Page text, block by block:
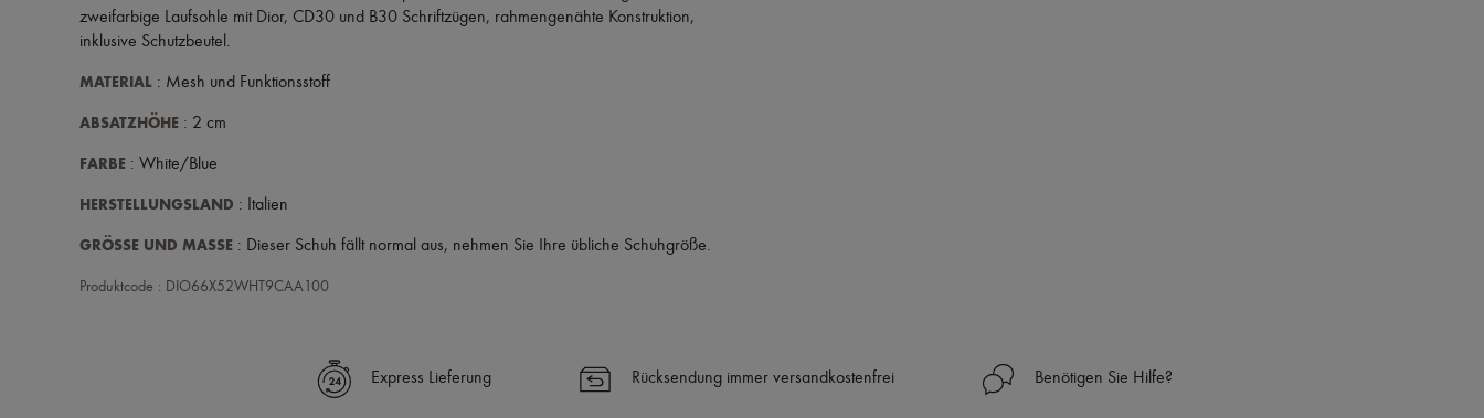
zweifarbige Laufsohle mit Dior, CD30 und B30 Schriftzügen, rahmengenähte Konstruktion,
inklusive Schutzbeutel .
MATERIAL : Mesh und Funktionsstoff
ABSATZHÖHE : 2 cm
FARBE : White/Blue
HERSTELLUNGSLAND : Italien
GRÖSSE UND MASSE : Dieser Schuh fällt normal aus, nehmen Sie Ihre übliche Schuhgröße.
Produktcode : DIO66X52WHT9CAA100
Express Lieferung Rücksendung immer versandkostenfrei Benötigen Sie Hilfe?